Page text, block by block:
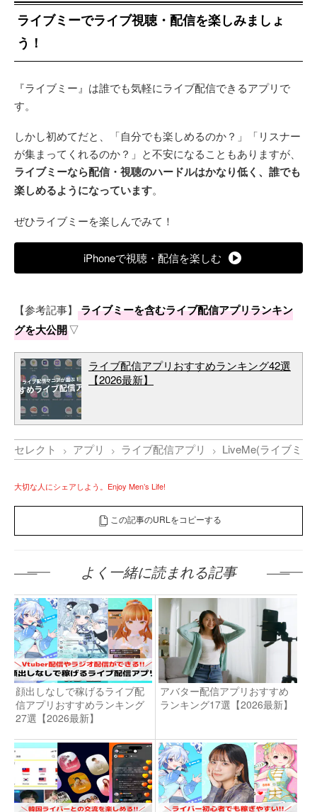
ライブミーでライブ視聴・配信を楽しみましょ
う！
『ライブミー』は誰でも気軽にライブ配信できるアプリで
す。
しかし初めてだと、「自分でも楽しめるのか？」「リスナー
が集まってくれるのか？」と不安になることもありますが、
ライブミーなら配信・視聴のハードルはかなり低く、誰でも
楽しめるようになっています。
ぜひライブミーを楽しんでみて！
iPhoneで視聴・配信を楽しむ
【参考記事】
ライブミーを含むライブ配信アプリランキン
グを大公開▽
ライブ配信アプリおすすめランキング42選
【2026最新】
セレクト アプリ ライブ配信アプリ LiveMe(ライブミ
大切な人にシェアしよう。Enjoy Men’s Life!
この記事のURLをコピーする
よく一緒に読まれる記事
顔出しなしで稼げるライブ配
信アプリおすすめランキング
27選【2026最新】
アバター配信アプリおすすめ
ランキング17選【2026最新】